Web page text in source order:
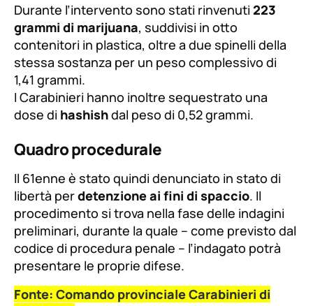
Durante l’intervento sono stati rinvenuti 223
grammi di marijuana, suddivisi in otto
contenitori in plastica, oltre a due spinelli della
stessa sostanza per un peso complessivo di
1,41 grammi.
I Carabinieri hanno inoltre sequestrato una
dose di hashishdal peso di 0,52 grammi.
Quadro procedurale
Il 61enne è stato quindi denunciato in stato di
libertà perdetenzione ai fini di spaccio. Il
procedimento si trova nella fase delle indagini
preliminari, durante la quale – come previsto dal
codice di procedura penale – l’indagato potrà
presentare le proprie difese.
Fonte: Comando provinciale Carabinieri di